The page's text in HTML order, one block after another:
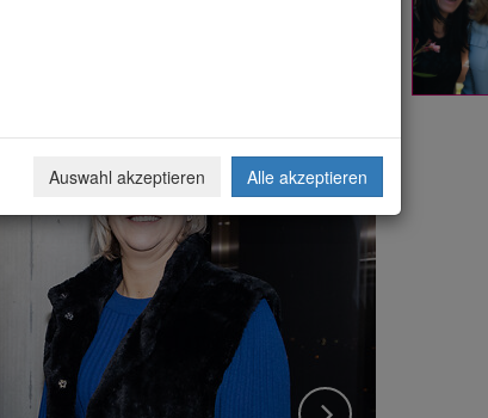
Auswahl akzeptieren Alle akzeptieren